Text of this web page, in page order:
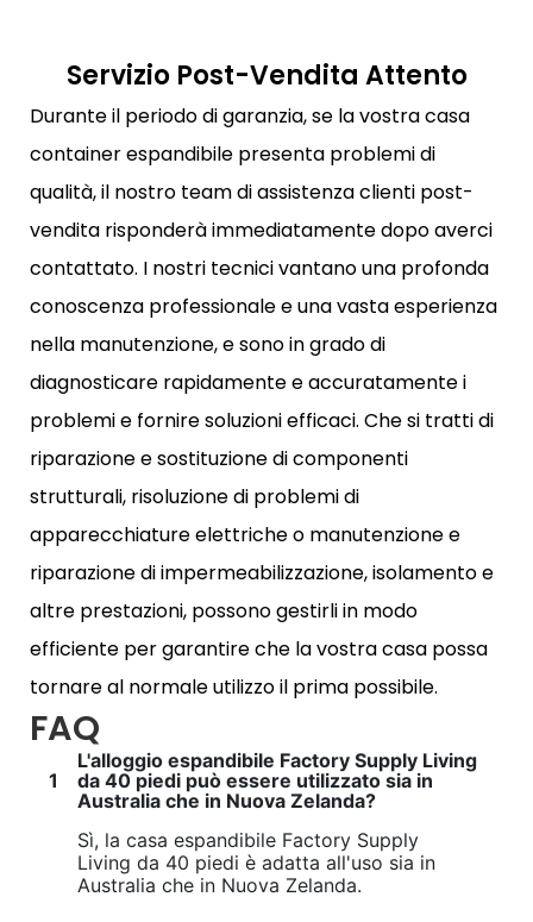
Servizio Post-Vendita Attento
Durante il periodo di garanzia, se la vostra casa
container espandibile presenta problemi di
qualità, il nostro team di assistenza clienti post-
vendita risponderà immediatamente dopo averci
contattato. I nostri tecnici vantano una profonda
conoscenza professionale e una vasta esperienza
nella manutenzione, e sono in grado di
diagnosticare rapidamente e accuratamente i
problemi e fornire soluzioni efficaci. Che si tratti di
riparazione e sostituzione di componenti
strutturali, risoluzione di problemi di
apparecchiature elettriche o manutenzione e
riparazione di impermeabilizzazione, isolamento e
altre prestazioni, possono gestirli in modo
efficiente per garantire che la vostra casa possa
tornare al normale utilizzo il prima possibile.
FAQ
1
L'alloggio espandibile Factory Supply Living
da 40 piedi può essere utilizzato sia in
Australia che in Nuova Zelanda?
Sì, la casa espandibile Factory Supply
Living da 40 piedi è adatta all'uso sia in
Australia che in Nuova Zelanda.